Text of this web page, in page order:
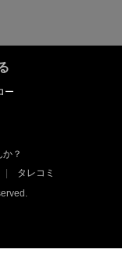
？
タレコミ